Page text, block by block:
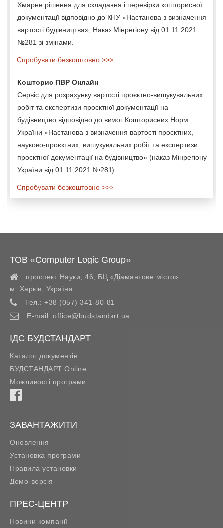
Хмарне рішення для складання і перевірки кошторисної
документації відповідно до КНУ «Настанова з визначення
вартості будівництва», Наказ Мінрегіону від 01.11.2021
№281 зі змінами.
Спробувати безкоштовно >>>
Кошторис ПВР Онлайн
Сервіс для розрахунку вартості проєктно-вишукувальних
робіт та експертизи проєктної документації на
будівництво відповідно до вимог Кошторисних Норм
України «Настанова з визначення вартості проєктних,
науково-проєктних, вишукувальних робіт та експертизи
проєктної документації на будівництво» (наказ Мінрегіону
України від 01.11.2021 №281).
Спробувати безкоштовно >>>
ТОВ «Computer Logic Group»
проспект Науки, 46, БЦ «Діамантове місто»
м. Харків
Україна
Тел.: +38 (057) 341-80-81
E-mail: office@budstandart.ua
ІДС БУДСТАНДАРТ
Каталог документів
БУДСТАНДАРТ Online
Можливості програми
ЗАВАНТАЖИТИ
Оновлення
Установка програми
Правила установки
Демо-версія
ПРЕС-ЦЕНТР
Новини компанії